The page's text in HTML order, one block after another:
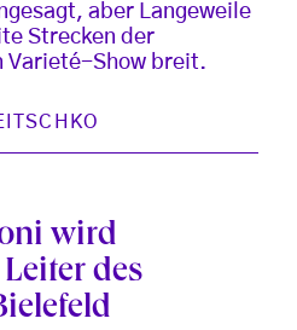
aber Langeweile
Strecken der
Varieté-Show breit.
wird
des